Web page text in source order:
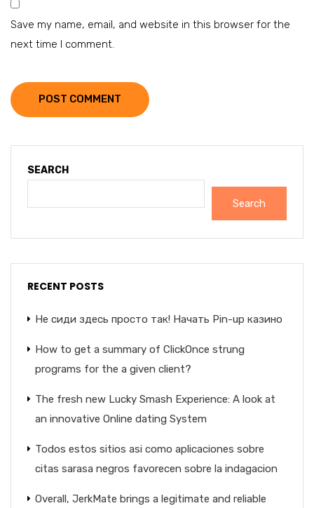
Save my name, email, and website in this browser for the
next time I comment.
POST COMMENT
SEARCH
Search
RECENT POSTS
Не сиди здесь просто так! Начать Pin-up казино
How to get a summary of ClickOnce strung
programs for the a given client?
The fresh new Lucky Smash Experience: A look at
an innovative Online dating System
Todos estos sitios asi­ como aplicaciones sobre
citas sarasa negros favorecen sobre la indagacion
Overall, JerkMate brings a legitimate and reliable